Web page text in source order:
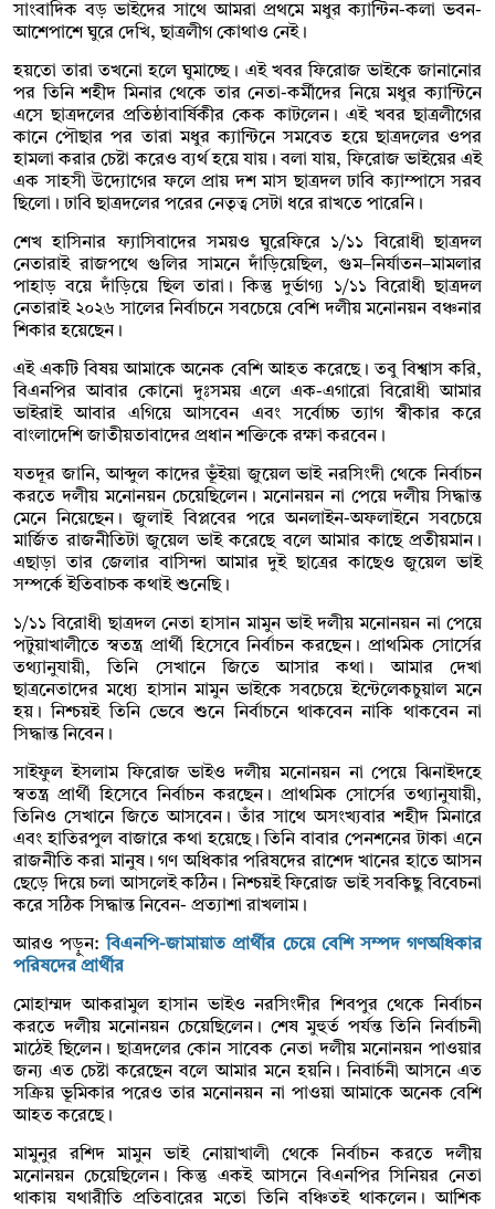
সাংবাদিক বড় ভাইদের সাথে আমরা প্রথমে মধুর ক্যান্টিন-কলা ভবন-
আশেপাশে ঘুরে দেখি, ছাত্রলীগ কোথাও নেই।
হয়তো তারা তখনো হলে ঘুমাচ্ছে। এই খবর ফিরোজ ভাইকে জানানোর
পর তিনি শহীদ মিনার থেকে তার নেতা-কর্মীদের নিয়ে মধুর ক্যান্টিনে
এসে ছাত্রদলের প্রতিষ্ঠাবার্ষিকীর কেক কাটলেন। এই খবর ছাত্রলীগের
কানে পৌছার পর তারা মধুর ক্যান্টিনে সমবেত হয়ে ছাত্রদলের ওপর
হামলা করার চেষ্টা করেও ব্যর্থ হয়ে যায়। বলা যায়, ফিরোজ ভাইয়ের এই
এক সাহসী উদ্যোগের ফলে প্রায় দশ মাস ছাত্রদল ঢাবি ক্যাম্পাসে সরব
ছিলো। ঢাবি ছাত্রদলের পরের নেতৃত্ব সেটা ধরে রাখতে পারেনি।
শেখ হাসিনার ফ্যাসিবাদের সময়ও ঘুরেফিরে ১/১১ বিরোধী ছাত্রদল
নেতারাই রাজপথে গুলির সামনে দাঁড়িয়েছিল, গুম–নির্যাতন–মামলার
পাহাড় বয়ে দাঁড়িয়ে ছিল তারা। কিন্তু দুর্ভাগ্য ১/১১ বিরোধী ছাত্রদল
নেতারাই ২০২৬ সালের নির্বাচনে সবচেয়ে বেশি দলীয় মনোনয়ন বঞ্চনার
শিকার হয়েছেন।
এই একটি বিষয় আমাকে অনেক বেশি আহত করেছে। তবু বিশ্বাস করি,
বিএনপির আবার কোনো দুঃসময় এলে এক-এগারো বিরোধী আমার
ভাইরাই আবার এগিয়ে আসবেন এবং সর্বোচ্চ ত্যাগ স্বীকার করে
বাংলাদেশি জাতীয়তাবাদের প্রধান শক্তিকে রক্ষা করবেন।
যতদূর জানি, আব্দুল কাদের ভূঁইয়া জুয়েল ভাই নরসিংদী থেকে নির্বাচন
করতে দলীয় মনোনয়ন চেয়েছিলেন। মনোনয়ন না পেয়ে দলীয় সিদ্ধান্ত
মেনে নিয়েছেন। জুলাই বিপ্লবের পরে অনলাইন-অফলাইনে সবচেয়ে
মার্জিত রাজনীতিটা জুয়েল ভাই করেছে বলে আমার কাছে প্রতীয়মান।
এছাড়া তার জেলার বাসিন্দা আমার দুই ছাত্রের কাছেও জুয়েল ভাই
সম্পর্কে ইতিবাচক কথাই শুনেছি।
১/১১ বিরোধী ছাত্রদল নেতা হাসান মামুন ভাই দলীয় মনোনয়ন না পেয়ে
পটুয়াখালীতে স্বতন্ত্র প্রার্থী হিসেবে নির্বাচন করছেন। প্রাথমিক সোর্সের
তথ্যানুযায়ী, তিনি সেখানে জিতে আসার কথা। আমার দেখা
ছাত্রনেতাদের মধ্যে হাসান মামুন ভাইকে সবচেয়ে ইন্টেলেকচুয়াল মনে
হয়। নিশ্চয়ই তিনি ভেবে শুনে নির্বাচনে থাকবেন নাকি থাকবেন না
সিদ্ধান্ত নিবেন।
সাইফুল ইসলাম ফিরোজ ভাইও দলীয় মনোনয়ন না পেয়ে ঝিনাইদহে
স্বতন্ত্র প্রার্থী হিসেবে নির্বাচন করছেন। প্রাথমিক সোর্সের তথ্যানুযায়ী,
তিনিও সেখানে জিতে আসবেন। তাঁর সাথে অসংখ্যবার শহীদ মিনারে
এবং হাতিরপুল বাজারে কথা হয়েছে। তিনি বাবার পেনশনের টাকা এনে
রাজনীতি করা মানুষ। গণ অধিকার পরিষদের রাশেদ খানের হাতে আসন
ছেড়ে দিয়ে চলা আসলেই কঠিন। নিশ্চয়ই ফিরোজ ভাই সবকিছু বিবেচনা
করে সঠিক সিদ্ধান্ত নিবেন- প্রত্যাশা রাখলাম।
আরও পড়ুন:বিএনপি-জামায়াত প্রার্থীর চেয়ে বেশি সম্পদ গণঅধিকার
পরিষদের প্রার্থীর
মোহাম্মদ আকরামুল হাসান ভাইও নরসিংদীর শিবপুর থেকে নির্বাচন
করতে দলীয় মনোনয়ন চেয়েছিলেন। শেষ মুহুর্ত পর্যন্ত তিনি নির্বাচনী
মাঠেই ছিলেন। ছাত্রদলের কোন সাবেক নেতা দলীয় মনোনয়ন পাওয়ার
জন্য এত চেষ্টা করেছেন বলে আমার মনে হয়নি। নিবার্চনী আসনে এত
সক্রিয় ভূমিকার পরেও তার মনোনয়ন না পাওয়া আমাকে অনেক বেশি
আহত করেছে।
মামুনুর রশিদ মামুন ভাই নোয়াখালী থেকে নির্বাচন করতে দলীয়
মনোনয়ন চেয়েছিলেন। কিন্তু একই আসনে বিএনপির সিনিয়র নেতা
থাকায় যথারীতি প্রতিবারের মতো তিনি বঞ্চিতই থাকলেন। আশিক